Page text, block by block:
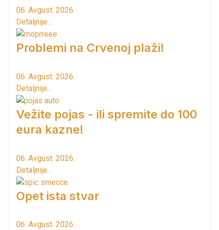
06. Avgust. 2026.
Detaljnije...
Problemi na Crvenoj plaži!
06. Avgust. 2026.
Detaljnije...
Vežite pojas - ili spremite do 100
eura kazne!
06. Avgust. 2026.
Detaljnije...
Opet ista stvar
06. Avgust. 2026.